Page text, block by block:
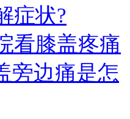
症状?
看膝盖疼痛
旁边痛是怎